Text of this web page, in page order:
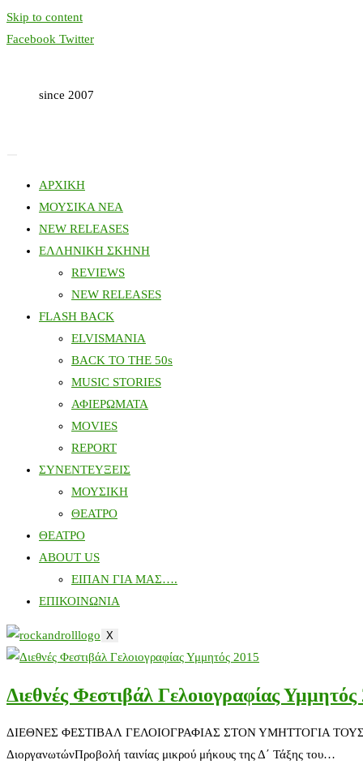
Skip to content
Facebook Twitter
since 2007
ΑΡΧΙΚΗ
ΜΟΥΣΙΚΑ ΝΕΑ
NEW RELEASES
ΕΛΛΗΝΙΚΗ ΣΚΗΝΗ
REVIEWS
NEW RELEASES
FLASH BACK
ELVISMANIA
BACK TO THE 50s
MUSIC STORIES
ΑΦΙΕΡΩΜΑΤΑ
MOVIES
REPORT
ΣΥΝΕΝΤΕΥΞΕΙΣ
ΜΟΥΣΙΚΗ
ΘΕΑΤΡΟ
ΘΕΑΤΡΟ
ABOUT US
ΕΙΠΑΝ ΓΙΑ ΜΑΣ….
ΕΠΙΚΟΙΝΩΝΙΑ
X
Διεθνές Φεστιβάλ Γελοιογραφίας Υμμητός
ΔΙΕΘΝΕΣ ΦΕΣΤΙΒΑΛ ΓΕΛΟΙΟΓΡΑΦΙΑΣ ΣΤΟΝ ΥΜΗΤΤΟΓΙΑ ΤΟΥΣ
ΔιοργανωτώνΠροβολή ταινίας μικρού μήκους της Δ΄ Τάξης του…